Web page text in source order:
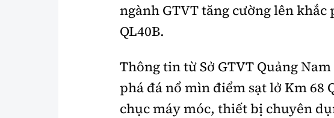
ngành GTVT tăng cường lên
QL40B.
Thông tin từ Sở GTVT Quảng
phá đá nổ mìn điểm sạt lở Km 68
chục máy móc, thiết bị chuyên